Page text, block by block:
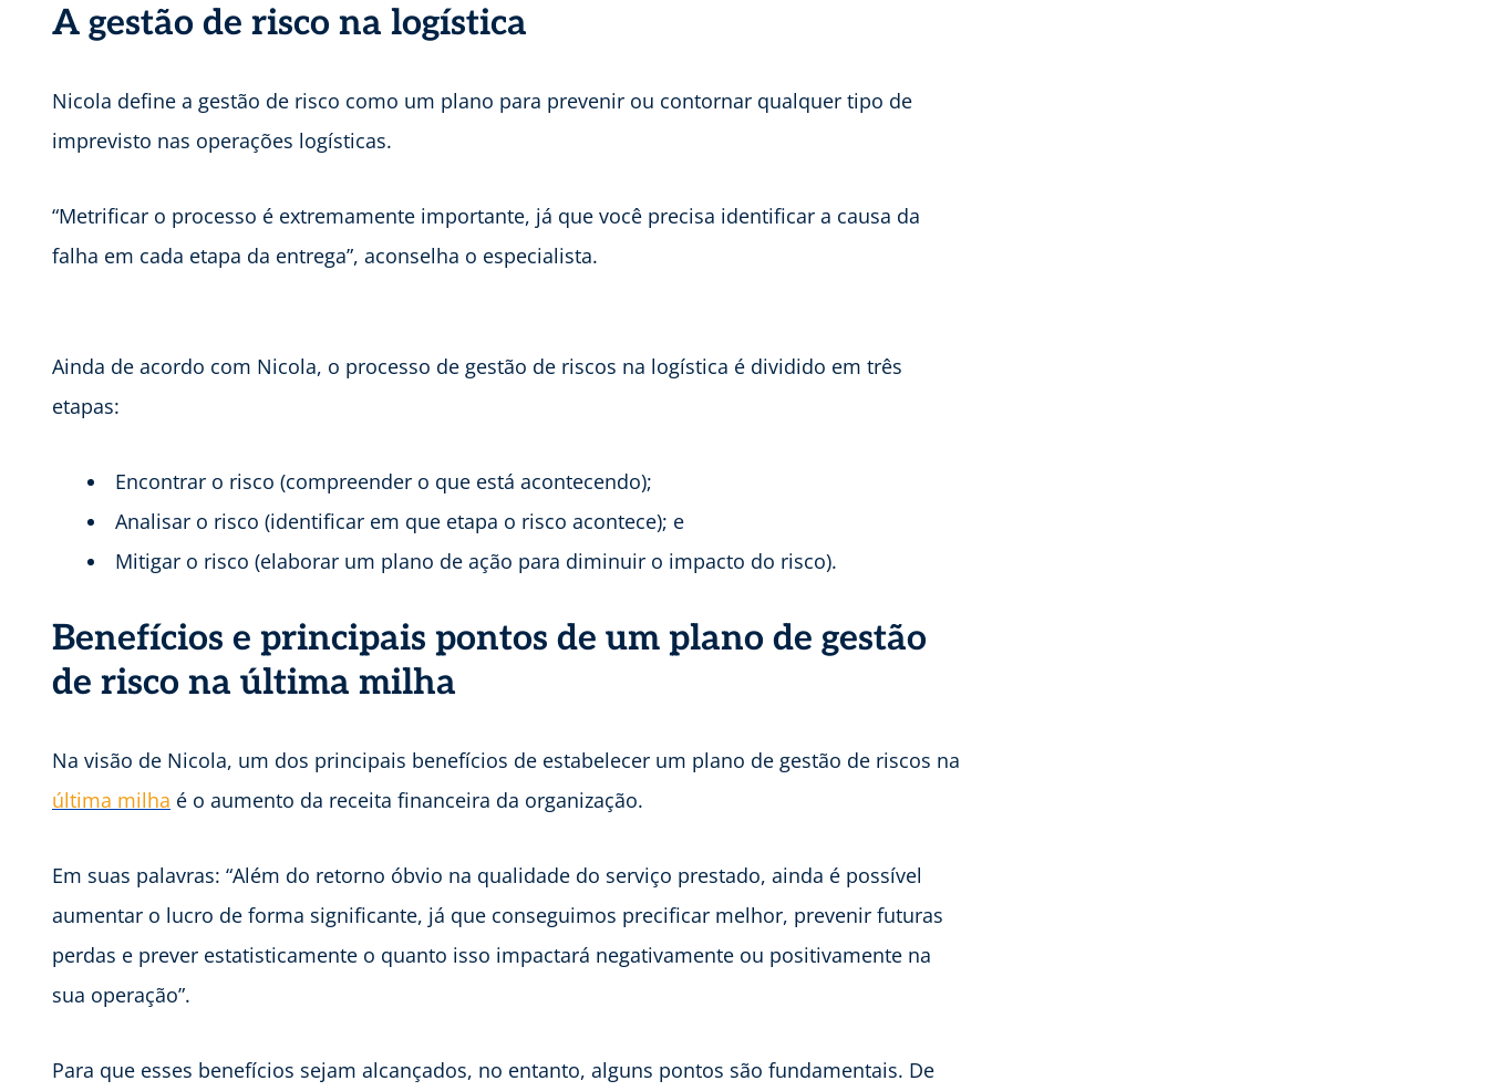
A gestão de risco na logística
Nicola define a gestão de risco como um plano para prevenir ou contornar qualquer tipo de
imprevisto nas operações logísticas.
“Metrificar o processo é extremamente importante, já que você precisa identificar a causa da
falha em cada etapa da entrega”, aconselha o especialista.
Ainda de acordo com Nicola, o processo de gestão de riscos na logística é dividido em três
etapas:
Encontrar o risco (compreender o que está acontecendo);
Analisar o risco (identificar em que etapa o risco acontece); e
Mitigar o risco (elaborar um plano de ação para diminuir o impacto do risco).
Benefícios e principais pontos de um plano de gestão
de risco na última milha
Na visão de Nicola, um dos principais benefícios de estabelecer um plano de gestão de riscos na
última milha é o aumento da receita financeira da organização.
Em suas palavras: “Além do retorno óbvio na qualidade do serviço prestado, ainda é possível
aumentar o lucro de forma significante, já que conseguimos precificar melhor, prevenir futuras
perdas e prever estatisticamente o quanto isso impactará negativamente ou positivamente na
sua operação”.
Para que esses benefícios sejam alcançados, no entanto, alguns pontos são fundamentais. De